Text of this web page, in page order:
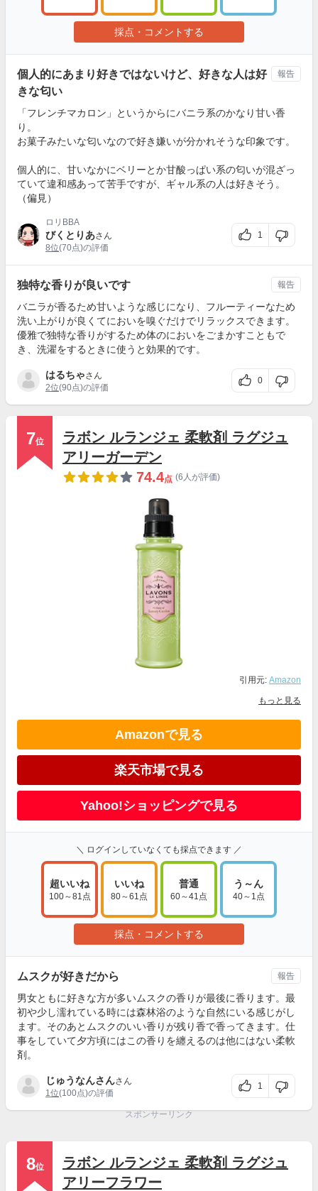
採点・コメントする
個人的にあまり好きではないけど、好きな人は好
きな匂い
「フレンチマカロン」というからにバニラ系のかなり甘い香
り。
お菓子みたいな匂いなので好き嫌いが分かれそうな印象です。
個人的に、甘いなかにベリーとか甘酸っぱい系の匂いが混ざっ
ていて違和感あって苦手ですが、ギャル系の人は好きそう。
（偏見）
ロリBBA
びくとりあさん
8位(70点)の評価
1
報告
独特な香りが良いです
バニラが香るため甘いような感じになり、フルーティーなため
洗い上がりが良くてにおいを嗅ぐだけでリラックスできます。
優雅で独特な香りがするため体のにおいをごまかすこともで
き、洗濯をするときに使うと効果的です。
はるちゃさん
2位(90点)の評価
0
報告
7位
ラボン ルランジェ 柔軟剤 ラグジュ
アリーガーデン
74.4点 (6人が評価)
引用元: Amazon
もっと見る
Amazonで見る
楽天市場で見る
Yahoo!ショッピングで見る
＼ ログインしていなくても採点できます ／
超いいね
100～81点
いいね
80～61点
普通
60～41点
う～ん
40～1点
採点・コメントする
ムスクが好きだから
男女ともに好きな方が多いムスクの香りが最後に香ります。最
初や少し濡れている時には森林浴のような自然にいる感じがし
ます。そのあとムスクのいい香りが残り香で香ってきます。仕
事をしていて夕方頃にはこの香りを纏えるのは他にはない柔軟
剤。
じゅうなんさんさん
1位(100点)の評価
1
報告
スポンサーリンク
8位
ラボン ルランジェ 柔軟剤 ラグジュ
アリーフラワー